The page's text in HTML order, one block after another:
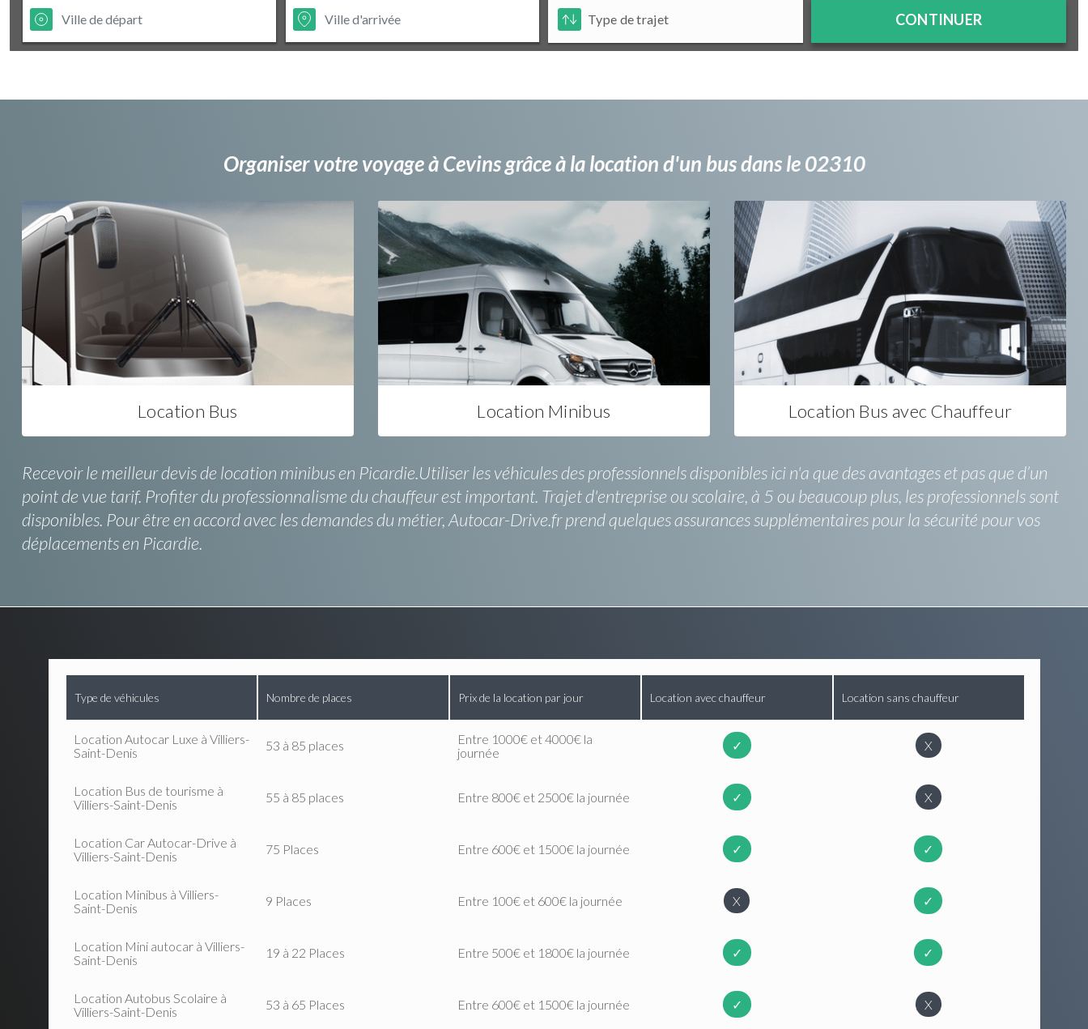
CONTINUER
Organiser votre voyage à Cevins grâce à la location d'un bus dans le 02310
Location Bus Location Minibus Location Bus avec Chauffeur
Recevoir le meilleur devis de location minibus en Picardie.Utiliser les véhicules des professionnels disponibles ici n'a que des avantages et pas que d’un
point de vue tarif. Profiter du professionnalisme du chauffeur est important. Trajet d'entreprise ou scolaire, à 5 ou beaucoup plus, les professionnels sont
disponibles. Pour être en accord avec les demandes du métier, Autocar-Drive.fr prend quelques assurances supplémentaires pour la sécurité pour vos
déplacements en Picardie.
Type de véhicules Nombre de places Prix de la location par jour Location avec chauffeur Location sans chauffeur
Location Autocar Luxe à Villiers-
Saint-Denis
53 à 85 places
Entre 1000€ et 4000€ la
journée
✓ X
Location Bus de tourisme à
Villiers-Saint-Denis
55 à 85 places Entre 800€ et 2500€ la journée ✓ X
Location Car Autocar-Drive à
Villiers-Saint-Denis
75 Places Entre 600€ et 1500€ la journée ✓ ✓
Location Minibus à Villiers-
Saint-Denis
9 Places Entre 100€ et 600€ la journée X ✓
Location Mini autocar à Villiers-
Saint-Denis
19 à 22 Places Entre 500€ et 1800€ la journée ✓ ✓
Location Autobus Scolaire à
Villiers-Saint-Denis
53 à 65 Places Entre 600€ et 1500€ la journée ✓ X